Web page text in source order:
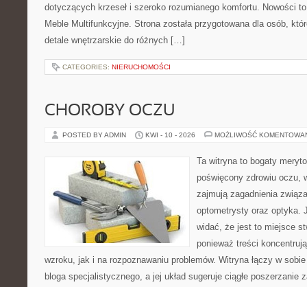
dotyczących krzeseł i szeroko rozumianego komfortu. Nowości
Meble Multifunkcyjne. Strona została przygotowana dla osób,
detale wnętrzarskie do różnych […]
CATEGORIES: NIERUCHOMOŚCI
CHOROBY OCZU
POSTED BY ADMIN KWI - 10 - 2026 MOŻLIWOŚĆ
Ta witryna to bogaty
poświęcony zdrowiu oczu,
zajmują zagadnienia
optometrysty oraz optyka.
widać, że jest to miejsce
ponieważ treści
wzroku, jak i na rozpoznawaniu problemów. Witryna łączy w
bloga specjalistycznego, a jej układ sugeruje ciągłe poszerzanie